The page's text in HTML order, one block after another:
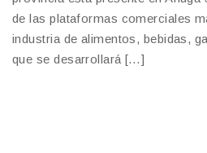
de las plataformas comerciales
industria de alimentos, bebidas,
que se desarrollará […]